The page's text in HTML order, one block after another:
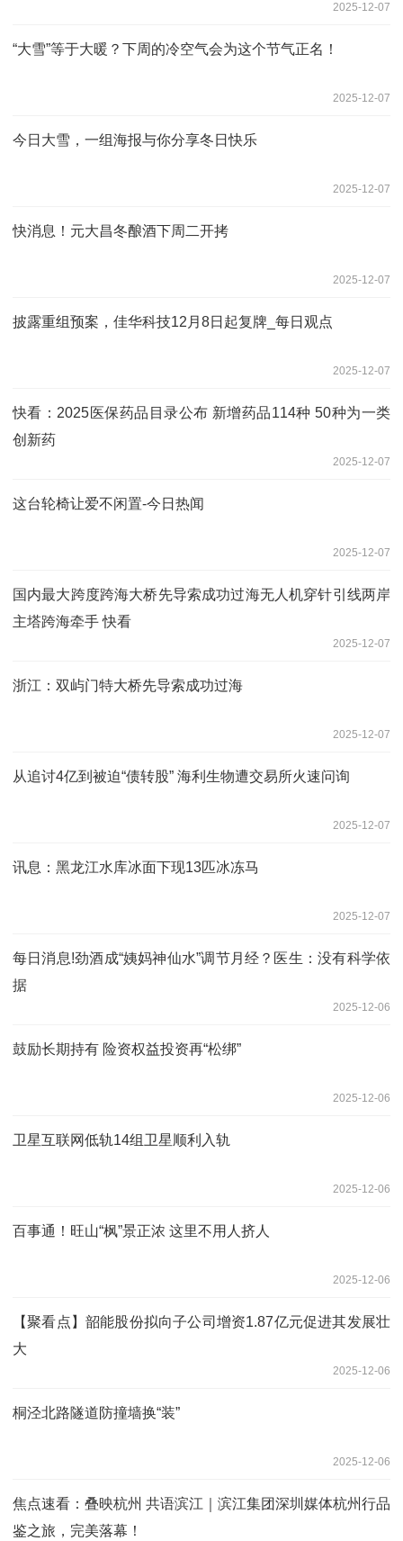
2025-12-07
“大雪”等于大暖？下周的冷空气会为这个节气正名！
2025-12-07
今日大雪，一组海报与你分享冬日快乐
2025-12-07
快消息！元大昌冬酿酒下周二开拷
2025-12-07
披露重组预案，佳华科技12月8日起复牌_每日观点
2025-12-07
快看：2025医保药品目录公布 新增药品114种 50种为一类
创新药
2025-12-07
这台轮椅让爱不闲置-今日热闻
2025-12-07
国内最大跨度跨海大桥先导索成功过海无人机穿针引线两岸
主塔跨海牵手 快看
2025-12-07
浙江：双屿门特大桥先导索成功过海
2025-12-07
从追讨4亿到被迫“债转股” 海利生物遭交易所火速问询
2025-12-07
讯息：黑龙江水库冰面下现13匹冰冻马
2025-12-07
每日消息!​劲酒成“姨妈神仙水”调节月经？医生：没有科学依
据
2025-12-06
鼓励长期持有 险资权益投资再“松绑”
2025-12-06
卫星互联网低轨14组卫星顺利入轨
2025-12-06
百事通！旺山“枫”景正浓 这里不用人挤人
2025-12-06
【聚看点】韶能股份拟向子公司增资1.87亿元促进其发展壮
大
2025-12-06
桐泾北路隧道防撞墙换“装”
2025-12-06
焦点速看：叠映杭州 共语滨江｜滨江集团深圳媒体杭州行品
鉴之旅，完美落幕！